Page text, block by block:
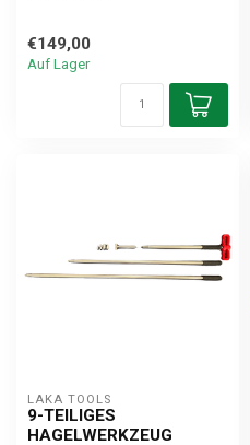
€149,00
Auf Lager
LAKA TOOLS
9-TEILIGES
HAGELWERKZEUG